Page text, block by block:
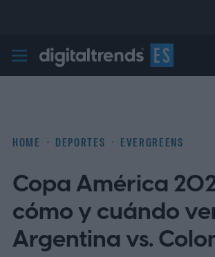
Digital Trends Español
HOME DEPORTES EVERGREENS
Copa América
cómo y cuándo
Argentina vs.